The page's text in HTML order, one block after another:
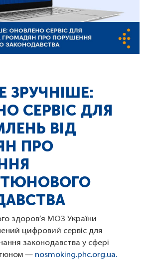
ЗРУЧНІШЕ:
СЕРВІС ДЛЯ
ВІД
ПРО
здоров’я МОЗ України
цифровий сервіс для
законодавства у сфері
— nosmoking.phc.org.ua.